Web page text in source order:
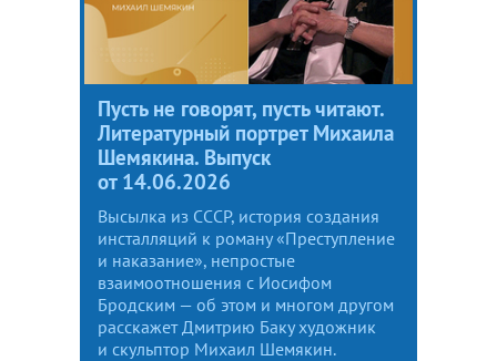
Пусть не говорят, пусть читают.
Литературный портрет Михаила
Шемякина. Выпуск
от 14.06.2026
Высылка из СССР, история создания
инсталляций к роману «Преступление
и наказание», непростые
взаимоотношения с Иосифом
Бродским — об этом и многом другом
расскажет Дмитрию Баку художник
и скульптор Михаил Шемякин.